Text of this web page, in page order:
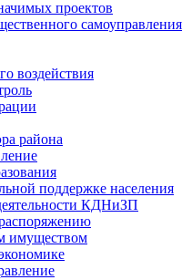
проектов
самоуправления
воздействия
района
поддержке населения
КДНиЗП
имуществом